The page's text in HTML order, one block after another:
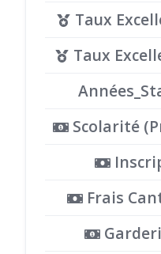
Taux
Taux
Scolarité
Frais